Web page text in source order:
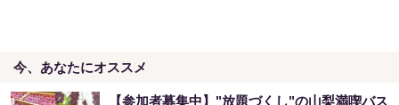
今、あなたにオススメ
【参加者募集中】"放題づくし"の山梨満喫バス